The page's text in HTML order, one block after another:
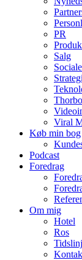
PR
Salg
Strategi
Viral
Køb min bog
Podcast
Foredrag
Om mig
Hotel
Ros